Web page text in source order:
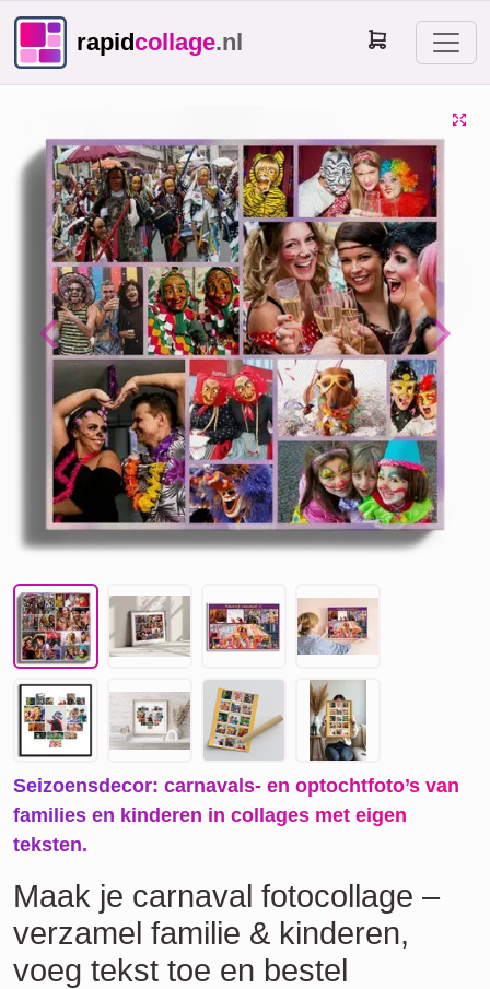
rapidcollage.nl
Previous Next
Seizoensdecor: carnavals- en optochtfoto’s van
families en kinderen in collages met eigen
teksten.
Maak je carnaval fotocollage –
verzamel familie & kinderen,
voeg tekst toe en bestel